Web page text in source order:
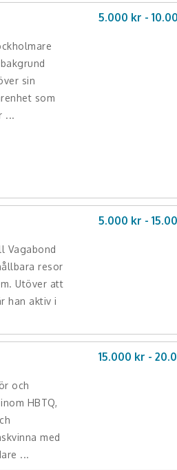
sin
som
...
5.000 kr -
Vagabond
resor
Utöver att
han aktiv i
5.000 kr -
och
HBTQ,
med
...
15.000 kr -